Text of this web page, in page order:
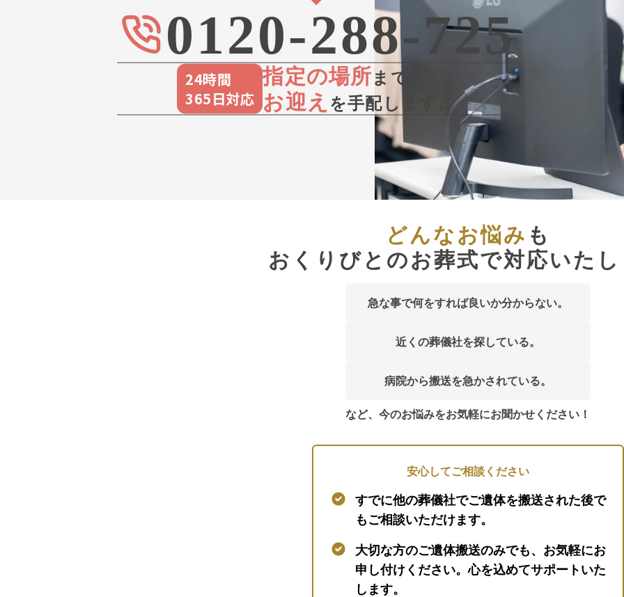
0120-288-725
24時間
365日対応
指定の場所まで
お迎え を手配します。
どんなお悩み も
おくりびとのお葬式で対応いた
急な事で何をすれば良いか分からない。
近くの葬儀社を探している。
病院から搬送を急かされている。
など、今のお悩みをお気軽にお聞かせください！
安心してご相談ください
すでに他の葬儀社でご遺体を搬送された後で
もご相談いただけます。
大切な方のご遺体搬送のみでも、お気軽にお
申し付けください。心を込めてサポートいた
します。